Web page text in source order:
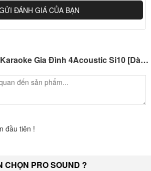
ĐÁNH GIÁ CỦA BẠN
Hỏi, Đáp về Dàn Karaoke Gia Đình 4Acoustic Si10 [Dàn 02]
đầu tiên !
CHỌN PRO SOUND ?